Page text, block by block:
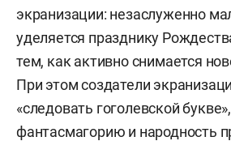
экранизации: незаслуженно
уделяется празднику
тем, как активно снимается
При этом создатели
«следовать гоголевской
фантасмагорию и народность